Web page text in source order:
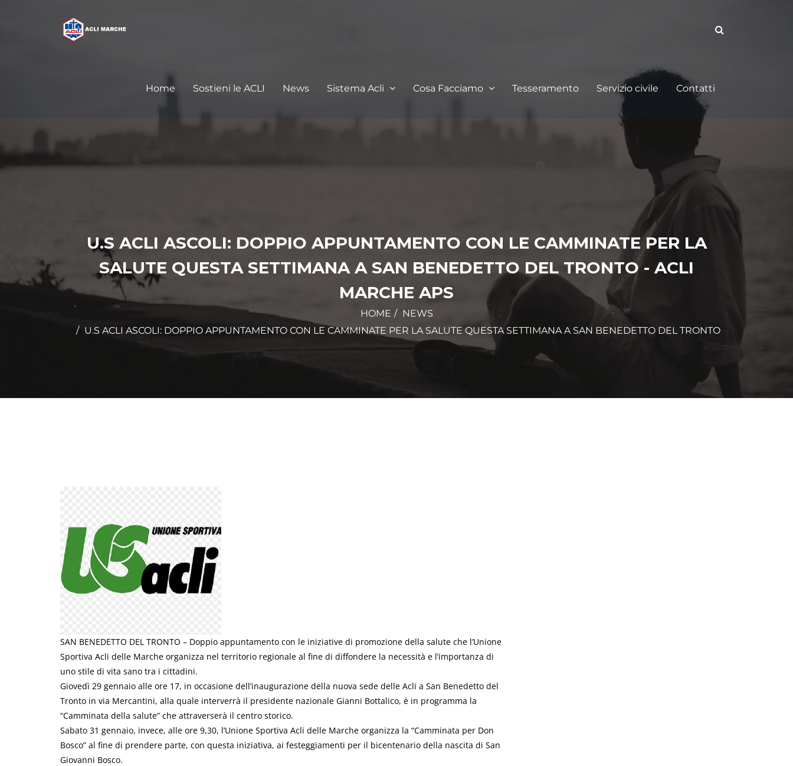
Home Sostieni le ACLI News Sistema Acli Cosa Facciamo Tesseramento Servizio civile Contatti
U.S ACLI ASCOLI: DOPPIO APPUNTAMENTO CON LE CAMMINATE PER LA
SALUTE QUESTA SETTIMANA A SAN BENEDETTO DEL TRONTO - ACLI
MARCHE APS
HOME
NEWS
U.S ACLI ASCOLI: DOPPIO APPUNTAMENTO CON LE CAMMINATE PER LA SALUTE QUESTA SETTIMANA A SAN BENEDETTO DEL TRONTO
SAN BENEDETTO DEL TRONTO – Doppio appuntamento con le iniziative di promozione della salute che l’Unione
Sportiva Acli delle Marche organizza nel territorio regionale al fine di diffondere la necessità e l’importanza di
uno stile di vita sano tra i cittadini.
Giovedì 29 gennaio alle ore 17, in occasione dell’inaugurazione della nuova sede delle Acli a San Benedetto del
Tronto in via Mercantini, alla quale interverrà il presidente nazionale Gianni Bottalico, è in programma la
“Camminata della salute” che attraverserà il centro storico.
Sabato 31 gennaio, invece, alle ore 9,30, l’Unione Sportiva Acli delle Marche organizza la “Camminata per Don
Bosco” al fine di prendere parte, con questa iniziativa, ai festeggiamenti per il bicentenario della nascita di San
Giovanni Bosco.